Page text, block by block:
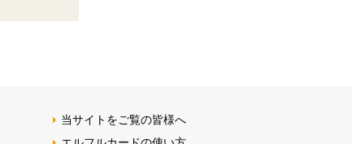
当サイトをご覧の皆様へ